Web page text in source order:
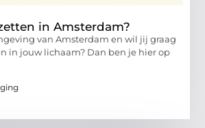
in Amsterdam?
van Amsterdam en wil jij graag
in jouw lichaam? Dan ben je hier op